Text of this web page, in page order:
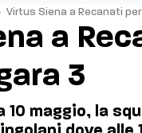
Virtus Siena a Recanati
a
3
10 maggio, la